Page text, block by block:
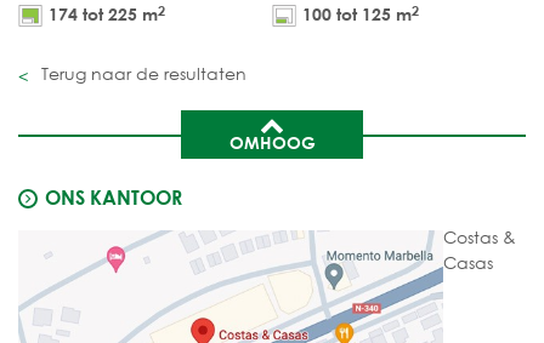
174 tot 225 m2 100 tot 125 m2
Terug naar de resultaten
OMHOOG
ONS KANTOOR
Costas &
Casas